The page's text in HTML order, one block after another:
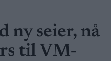
ny seier, nå
til VM-